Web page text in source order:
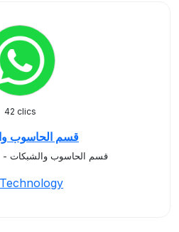
42 clics
قسم الحاسوب
قسم الحاسوب والشبكات -